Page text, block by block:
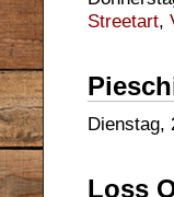
Streetart,
Dienstag,
Loss